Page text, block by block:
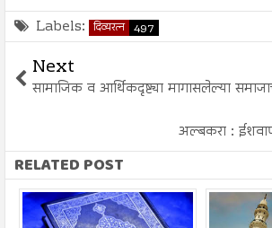
Labels: दिव्यरत्न 497
Next
सामाजिक व आर्थिकदृष्ट्या मागासलेल्या
अल्बकरा :
RELATED POST